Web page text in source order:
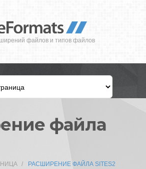
файлов и типов файлов
файла
РАСШИРЕНИЕ ФАЙЛА SITES2